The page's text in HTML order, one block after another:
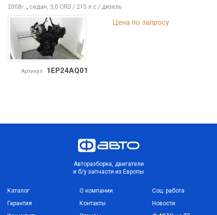
2008г. , седан, 3,0 CRD / 215 л.с / дизель
Артикул 1EP24AQ01
Цена по запросу
Авторазборка, двигатели
и б/у запчасти из Европы
Каталог
Гарантия
О компании
Контакты
Соц. работа
Новости